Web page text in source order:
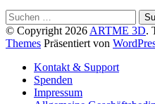
Suchen
nach:
© Copyright 2026ARTME 3D.
Themes Präsentiert von
Kontakt & Support
Spenden
Impressum